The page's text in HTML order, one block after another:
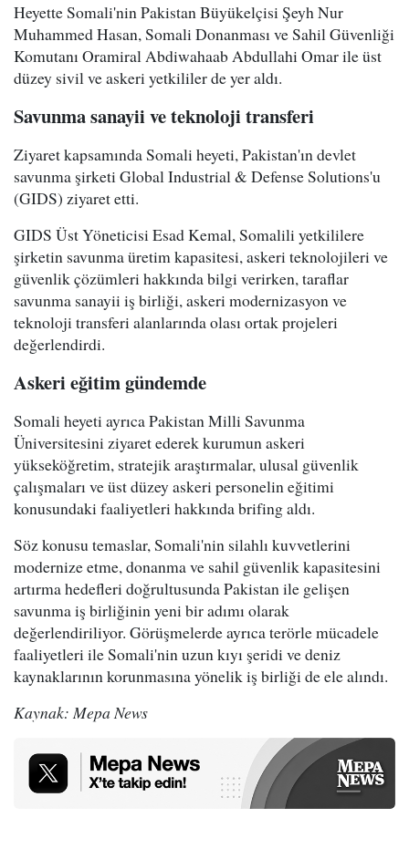
Heyette Somali'nin Pakistan Büyükelçisi Şeyh Nur
Muhammed Hasan, Somali Donanması ve Sahil Güvenliği
Komutanı Oramiral Abdiwahaab Abdullahi Omar ile üst
düzey sivil ve askeri yetkililer de yer aldı.
Savunma sanayii ve teknoloji transferi
Ziyaret kapsamında Somali heyeti, Pakistan'ın devlet
savunma şirketi Global Industrial & Defense Solutions'u
(GIDS) ziyaret etti.
GIDS Üst Yöneticisi Esad Kemal, Somalili yetkililere
şirketin savunma üretim kapasitesi, askeri teknolojileri ve
güvenlik çözümleri hakkında bilgi verirken, taraflar
savunma sanayii iş birliği, askeri modernizasyon ve
teknoloji transferi alanlarında olası ortak projeleri
değerlendirdi.
Askeri eğitim gündemde
Somali heyeti ayrıca Pakistan Milli Savunma
Üniversitesini ziyaret ederek kurumun askeri
yükseköğretim, stratejik araştırmalar, ulusal güvenlik
çalışmaları ve üst düzey askeri personelin eğitimi
konusundaki faaliyetleri hakkında brifing aldı.
Söz konusu temaslar, Somali'nin silahlı kuvvetlerini
modernize etme, donanma ve sahil güvenlik kapasitesini
artırma hedefleri doğrultusunda Pakistan ile gelişen
savunma iş birliğinin yeni bir adımı olarak
değerlendiriliyor. Görüşmelerde ayrıca terörle mücadele
faaliyetleri ile Somali'nin uzun kıyı şeridi ve deniz
kaynaklarının korunmasına yönelik iş birliği de ele alındı.
Kaynak: Mepa News